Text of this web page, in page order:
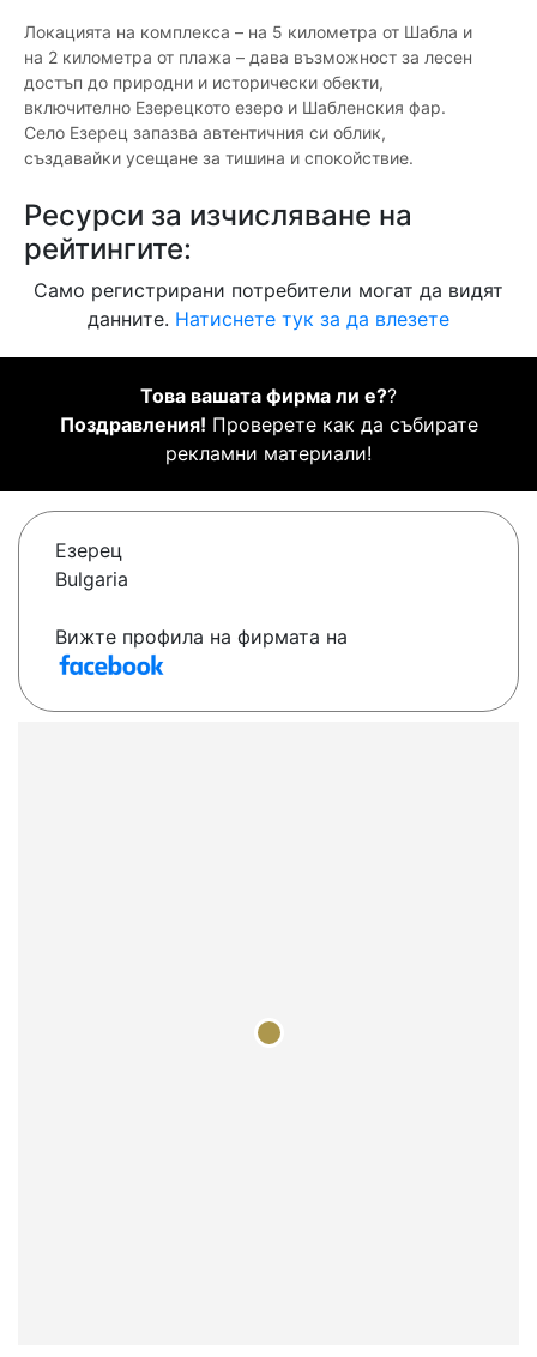
Локацията на комплекса – на 5 километра от Шабла и
на 2 километра от плажа – дава възможност за лесен
достъп до природни и исторически обекти,
включително Езерецкото езеро и Шабленския фар.
Село Езерец запазва автентичния си облик,
създавайки усещане за тишина и спокойствие.
Ресурси за изчисляване на
рейтингите:
Само регистрирани потребители могат да видят
данните. Натиснете тук за да влезете
Това вашата фирма ли е??
Поздравления! Проверете как да събирате
рекламни материали!
Езерец
Bulgaria
Вижте профила на фирмата на